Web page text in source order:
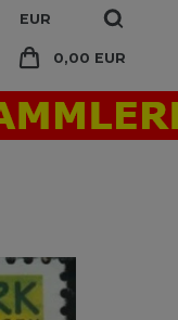
EUR
0,00 EUR